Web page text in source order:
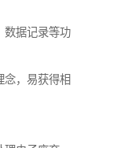
数据记录等功
念，易获得相